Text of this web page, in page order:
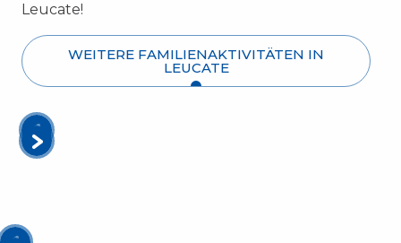
Leucate!
WEITERE FAMILIENAKTIVITÄTEN IN
LEUCATE